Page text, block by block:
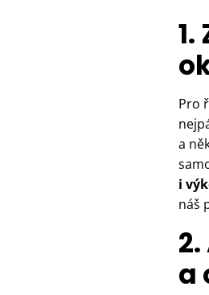
Pro
a
i
náš
a